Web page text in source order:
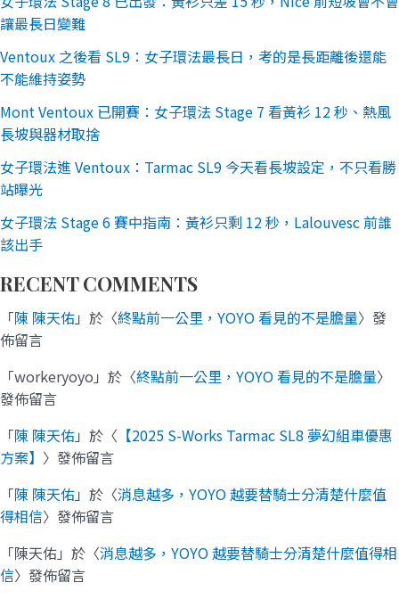
讓最長日變難
Ventoux 之後看 SL9：女子環法最長日，考的是長距離後還能
不能維持姿勢
Mont Ventoux 已開賽：女子環法 Stage 7 看黃衫 12 秒、熱風
長坡與器材取捨
女子環法進 Ventoux：Tarmac SL9 今天看長坡設定，不只看勝
站曝光
女子環法 Stage 6 賽中指南：黃衫只剩 12 秒，Lalouvesc 前誰
該出手
RECENT COMMENTS
「陳 陳天佑」於〈終點前一公里，YOYO 看見的不是膽量〉發
佈留言
「workeryoyo 」於〈終點前一公里，YOYO 看見的不是膽量〉
發佈留言
「陳 陳天佑」於〈 【2025 S-Works Tarmac SL8 夢幻組車優惠
方案】 〉發佈留言
「陳 陳天佑」於〈消息越多，YOYO 越要替騎士分清楚什麼值
得相信〉發佈留言
「陳天佑」於〈消息越多，YOYO 越要替騎士分清楚什麼值得相
信〉發佈留言